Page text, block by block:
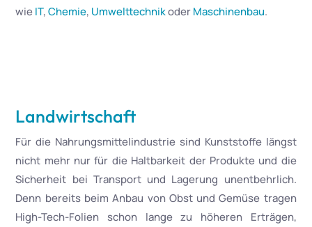
wieIT, Chemie, UmwelttechnikoderMaschinenbau.
Landwirtschaft
Für die Nahrungsmittelindustrie sind Kunststoffe längst
nicht mehr nur für die Haltbarkeit der Produkte und die
Sicherheit bei Transport und Lagerung unentbehrlich.
Denn bereits beim Anbau von Obst und Gemüse tragen
High-Tech-Folien schon lange zu höheren Erträgen,